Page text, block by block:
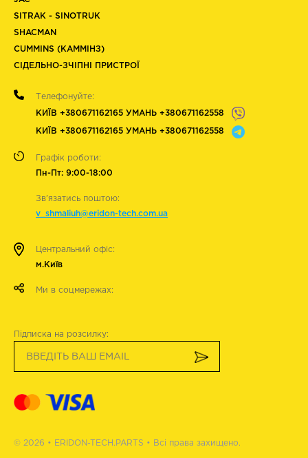
SITRAK - SINOTRUK
SHACMAN
CUMMINS (КАММІНЗ)
СІДЕЛЬНО-ЗЧІПНІ ПРИСТРОЇ
Телефонуйте:
КИЇВ +380671162165 УМАНЬ +380671162558
КИЇВ +380671162165 УМАНЬ +380671162558
Графік роботи:
Пн-Пт: 9:00-18:00
Зв'язатись поштою:
v_shmaliuh@eridon-tech.com.ua
Центральний офіс:
м.Київ
Ми в соцмережах:
Підписка на розсилку:
© 2026 • ERIDON-TECH.PARTS • Всі права захищено.